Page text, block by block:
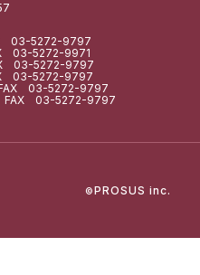
03-5272-9797
03-5272-9971
03-5272-9797
03-5272-9797
03-5272-9797
FAX 03-5272-9797
©PROSUS inc.